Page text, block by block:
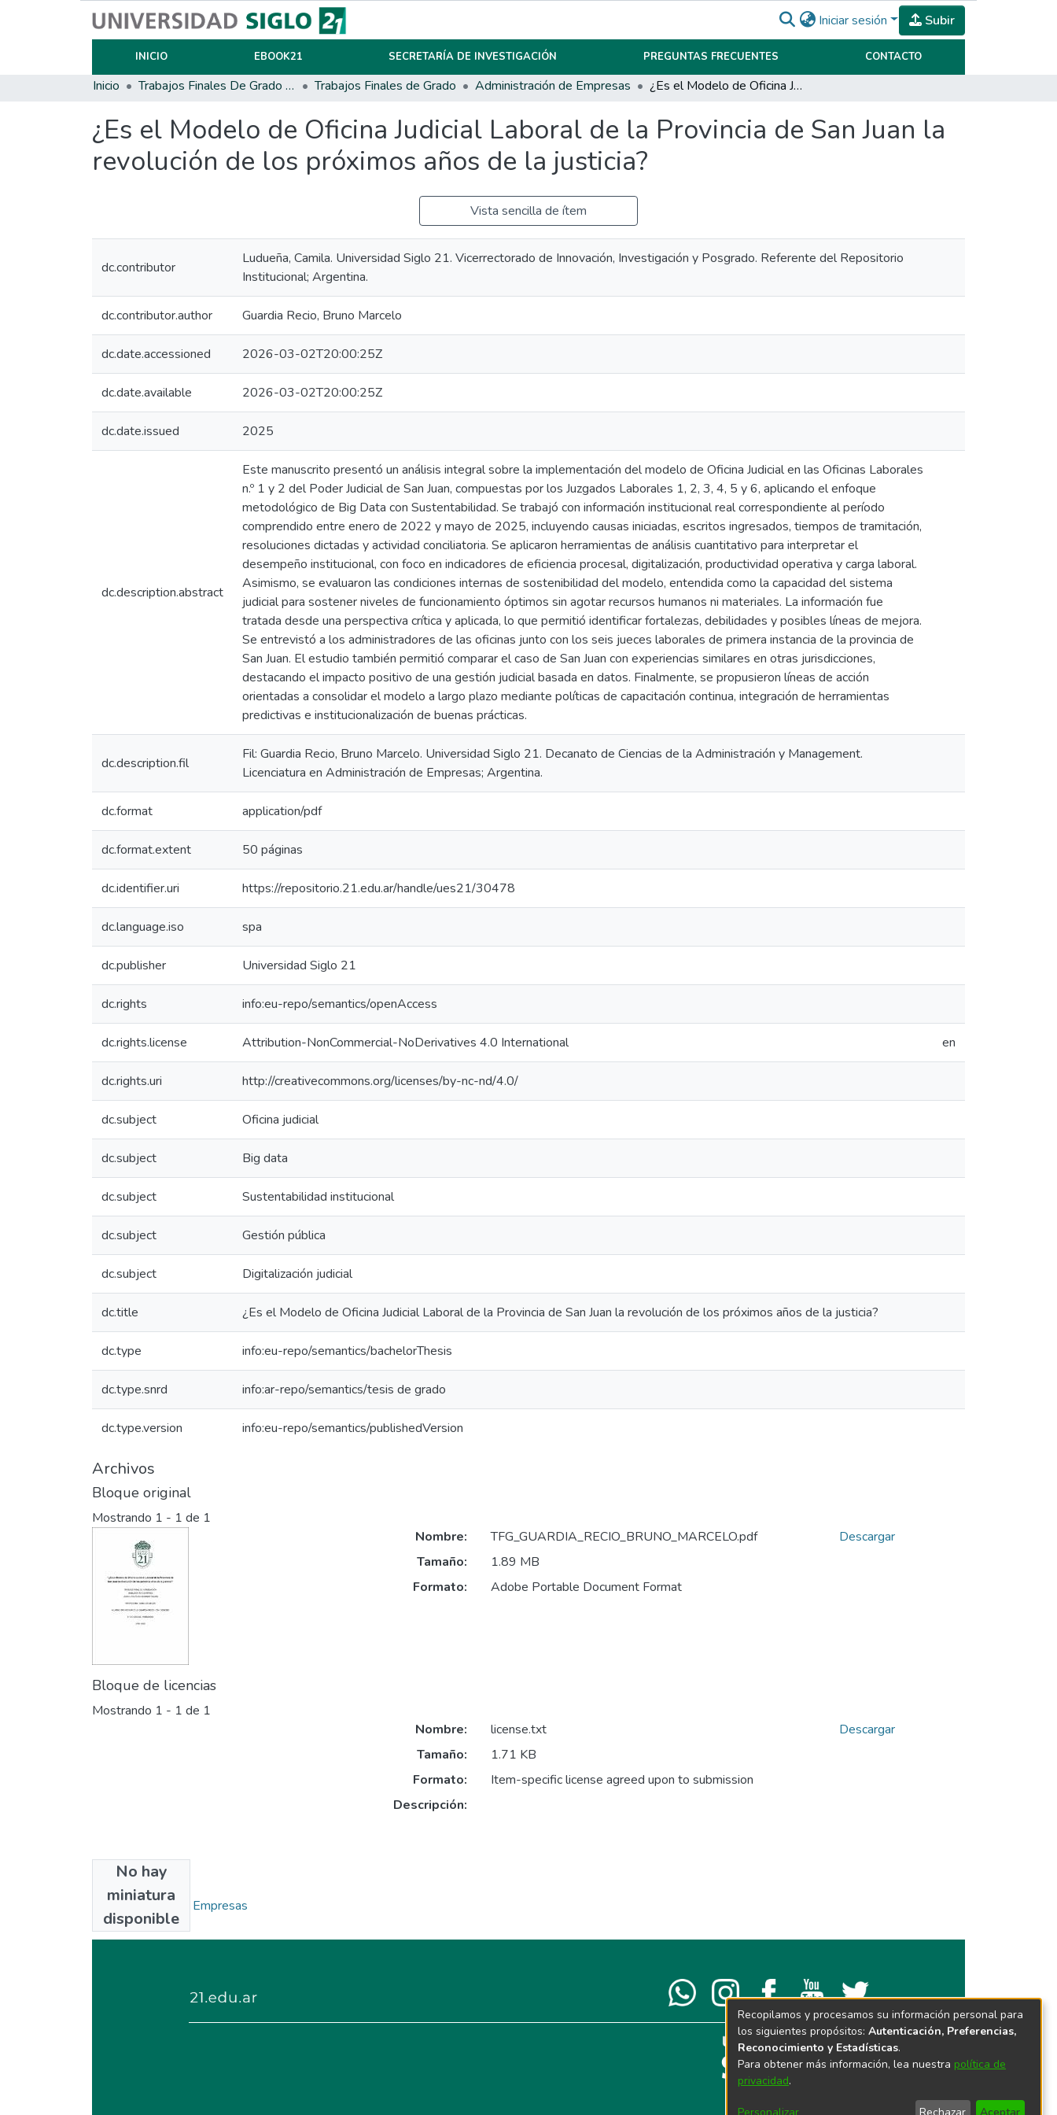
Iniciar sesión Subir
INICIO EBOOK21 SECRETARÍA DE INVESTIGACIÓN PREGUNTAS FRECUENTES CONTACTO
Inicio Trabajos Finales De Grado Y Posgrado Trabajos Finales de Grado Administración de Empresas ¿Es el Modelo de Oficina Judicial Laboral de la Provincia de San Juan la revolución de los próximos años de la justicia?
¿Es el Modelo de Oficina Judicial Laboral de la Provincia de San Juan la
revolución de los próximos años de la justicia?
Vista sencilla de ítem
dc.contributor
Ludueña, Camila. Universidad Siglo 21. Vicerrectorado de Innovación, Investigación y Posgrado. Referente del Repositorio
Institucional; Argentina.
dc.contributor.author Guardia Recio, Bruno Marcelo
dc.date.accessioned 2026-03-02T20:00:25Z
dc.date.available 2026-03-02T20:00:25Z
dc.date.issued 2025
dc.description.abstract
Este manuscrito presentó un análisis integral sobre la implementación del modelo de Oficina Judicial en las Oficinas Laborales
n.º 1 y 2 del Poder Judicial de San Juan, compuestas por los Juzgados Laborales 1, 2, 3, 4, 5 y 6, aplicando el enfoque
metodológico de Big Data con Sustentabilidad. Se trabajó con información institucional real correspondiente al período
comprendido entre enero de 2022 y mayo de 2025, incluyendo causas iniciadas, escritos ingresados, tiempos de tramitación,
resoluciones dictadas y actividad conciliatoria. Se aplicaron herramientas de análisis cuantitativo para interpretar el
desempeño institucional, con foco en indicadores de eficiencia procesal, digitalización, productividad operativa y carga laboral.
Asimismo, se evaluaron las condiciones internas de sostenibilidad del modelo, entendida como la capacidad del sistema
judicial para sostener niveles de funcionamiento óptimos sin agotar recursos humanos ni materiales. La información fue
tratada desde una perspectiva crítica y aplicada, lo que permitió identificar fortalezas, debilidades y posibles líneas de mejora.
Se entrevistó a los administradores de las oficinas junto con los seis jueces laborales de primera instancia de la provincia de
San Juan. El estudio también permitió comparar el caso de San Juan con experiencias similares en otras jurisdicciones,
destacando el impacto positivo de una gestión judicial basada en datos. Finalmente, se propusieron líneas de acción
orientadas a consolidar el modelo a largo plazo mediante políticas de capacitación continua, integración de herramientas
predictivas e institucionalización de buenas prácticas.
dc.description.fil
Fil: Guardia Recio, Bruno Marcelo. Universidad Siglo 21. Decanato de Ciencias de la Administración y Management.
Licenciatura en Administración de Empresas; Argentina.
dc.format application/pdf
dc.format.extent 50 páginas
dc.identifier.uri https://repositorio.21.edu.ar/handle/ues21/30478
dc.language.iso spa
dc.publisher Universidad Siglo 21
dc.rights info:eu-repo/semantics/openAccess
dc.rights.license Attribution-NonCommercial-NoDerivatives 4.0 International en
dc.rights.uri http://creativecommons.org/licenses/by-nc-nd/4.0/
dc.subject Oficina judicial
dc.subject Big data
dc.subject Sustentabilidad institucional
dc.subject Gestión pública
dc.subject Digitalización judicial
dc.title ¿Es el Modelo de Oficina Judicial Laboral de la Provincia de San Juan la revolución de los próximos años de la justicia?
dc.type info:eu-repo/semantics/bachelorThesis
dc.type.snrd info:ar-repo/semantics/tesis de grado
dc.type.version info:eu-repo/semantics/publishedVersion
Archivos
Bloque original
Mostrando 1 - 1 de 1
Nombre:
TFG_GUARDIA_RECIO_BRUNO_MARCELO.pdf
Tamaño:
1.89 MB
Formato:
Adobe Portable Document Format
Descargar
Bloque de licencias
Mostrando 1 - 1 de 1
No hay
miniatura
disponible
Nombre:
license.txt
Tamaño:
1.71 KB
Formato:
Item-specific license agreed upon to submission
Descripción:
Descargar
Colecciones
Administración de Empresas
Recopilamos y procesamos su información personal para
los siguientes propósitos: Autenticación, Preferencias,
Reconocimiento y Estadísticas.
Para obtener más información, lea nuestra política de
privacidad.